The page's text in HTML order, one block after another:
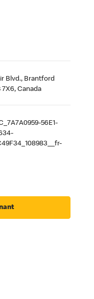
Blvd., Brantford
7X6, Canada
56E1-